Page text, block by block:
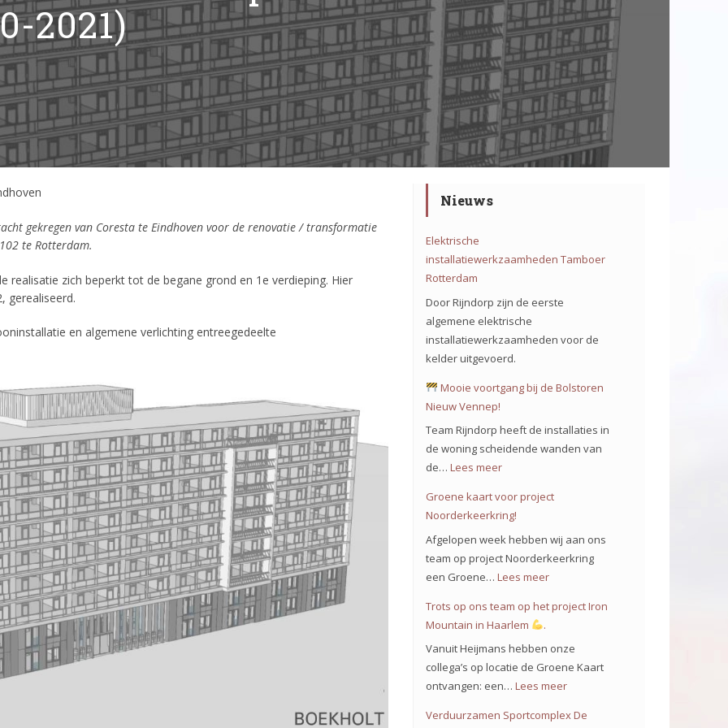
2021)
gekregen van Coresta te Eindhoven voor de renovatie / transformatie
te Rotterdam.
zich beperkt tot de begane grond en 1e verdieping. Hier
gerealiseerd.
en algemene verlichting entreegedeelte
Nieuws
Elektrische
installatiewerkzaamheden Tamboer
Rotterdam
Door Rijndorp zijn de eerste
algemene elektrische
installatiewerkzaamheden voor de
kelder uitgevoerd.
Mooie voortgang bij de Bolstoren
Nieuw Vennep!
Team Rijndorp heeft de installaties in
de woning scheidende wanden van
de… Lees meer:
Mooie
bij
Nieuw
Vennep!
Groene kaart voor project
Noorderkeerkring!
Afgelopen week hebben wij aan ons
team op project Noorderkeerkring
een Groene… Lees meer:
kaart
Trots op ons team op het project Iron
Mountain in Haarlem
.
Vanuit Heijmans hebben onze
collega’s op locatie de Groene Kaart
ontvangen: een… Lees meer:
Verduurzamen Sportcomplex De